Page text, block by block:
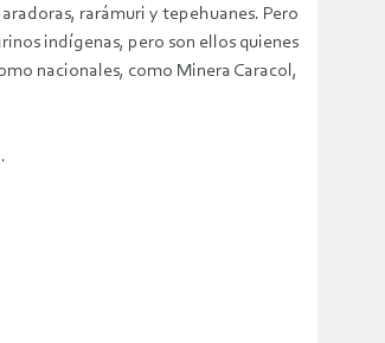
rarámuri y tepehuanes. Pero
indígenas, pero son ellos quienes
nacionales, como Minera Caracol,